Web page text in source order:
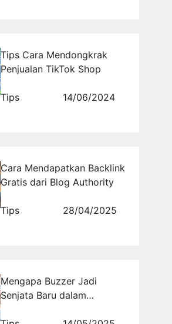
Tips Cara Mendongkrak
Penjualan TikTok Shop
Tips 14/06/2024
Cara Mendapatkan Backlink
Gratis dari Blog Authority
Tips 28/04/2025
Mengapa Buzzer Jadi
Senjata Baru dalam